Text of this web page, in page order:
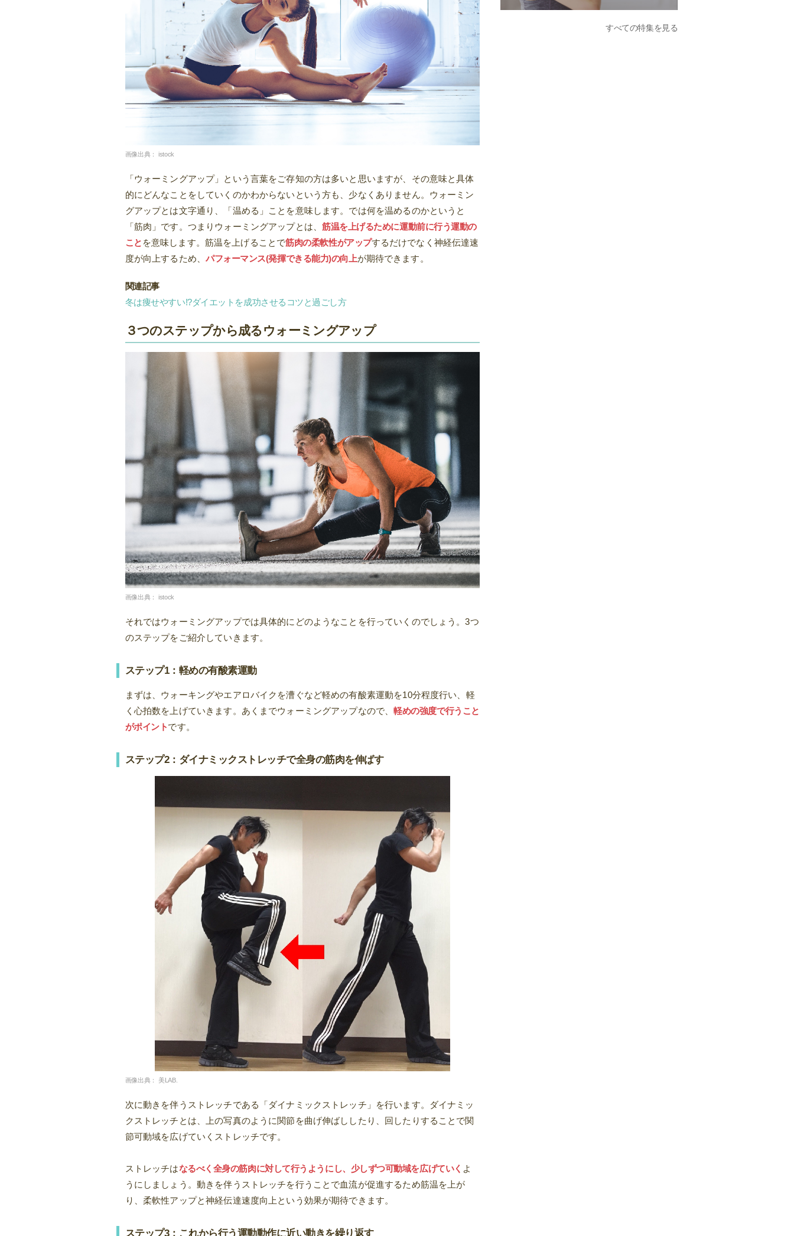
画像出典： istock
「ウォーミングアップ」という言葉をご存知の方は多いと思いますが、その意味と具体
的にどんなことをしていくのかわからないという方も、少なくありません。ウォーミン
グアップとは文字通り、「温める」ことを意味します。では何を温めるのかというと
「筋肉」です。つまりウォーミングアップとは、筋温を上げるために運動前に行う運動の
こと を意味します。筋温を上げることで筋肉の柔軟性がアップするだけでなく神経伝達速
度が向上するため、パフォーマンス(発揮できる能力)の向上が期待できます。
関連記事
冬は痩せやすい!?ダイエットを成功させるコツと過ごし方
３つのステップから成るウォーミングアップ
画像出典： istock
それではウォーミングアップでは具体的にどのようなことを行っていくのでしょう。3つ
のステップをご紹介していきます。
ステップ1：軽めの有酸素運動
まずは、ウォーキングやエアロバイクを漕ぐなど軽めの有酸素運動を10分程度行い、軽
く心拍数を上げていきます。あくまでウォーミングアップなので、軽めの強度で行うこと
がポイントです。
ステップ2：ダイナミックストレッチで全身の筋肉を伸ばす
画像出典： 美LAB.
次に動きを伴うストレッチである「ダイナミックストレッチ」を行います。ダイナミッ
クストレッチとは、上の写真のように関節を曲げ伸ばししたり、回したりすることで関
節可動域を広げていくストレッチです。
ストレッチはなるべく全身の筋肉に対して行うようにし、少しずつ可動域を広げていく よ
うにしましょう。動きを伴うストレッチを行うことで血流が促進するため筋温を上が
り、柔軟性アップと神経伝達速度向上という効果が期待できます。
ステップ3：これから行う運動動作に近い動きを繰り返す
すべての特集を見る